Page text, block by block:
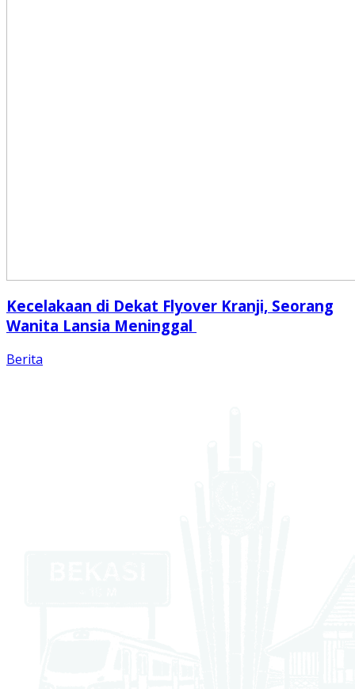
Kecelakaan di Dekat Flyover Kranji, Seorang
Wanita Lansia Meninggal
Berita